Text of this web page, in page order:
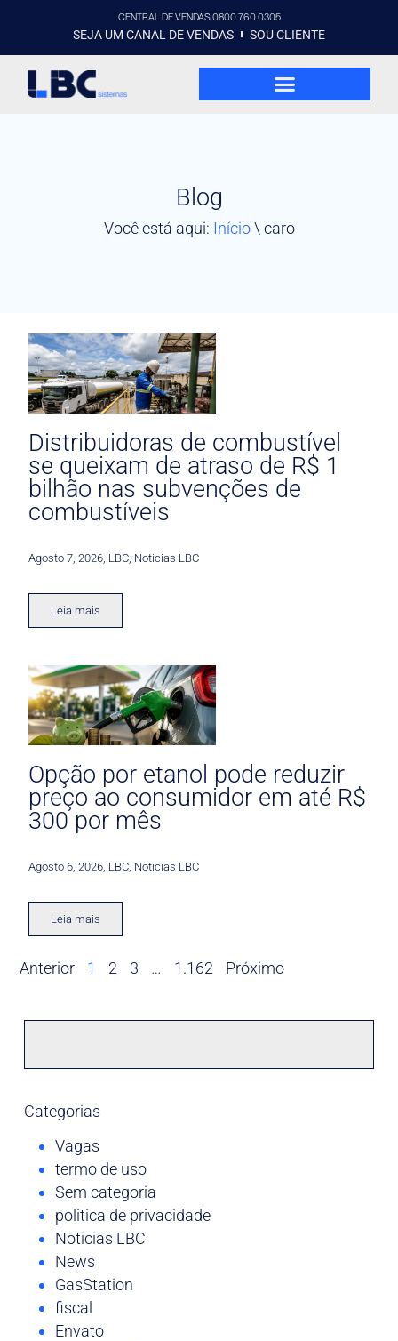
CENTRAL DE VENDAS 0800 760 0305
SEJA UM CANAL DE VENDAS SOU CLIENTE
Blog
Você está aqui: Início\ caro
Distribuidoras de combustível
se queixam de atraso de R$ 1
bilhão nas subvenções de
combustíveis
Agosto 7, 2026 LBC Noticias LBC
Leia mais
Opção por etanol pode reduzir
preço ao consumidor em até R$
300 por mês
Agosto 6, 2026 LBC Noticias LBC
Leia mais
Anterior 1 2 3 … 1.162 Próximo
Categorias
Vagas
termo de uso
Sem categoria
politica de privacidade
Noticias LBC
News
GasStation
fiscal
Envato